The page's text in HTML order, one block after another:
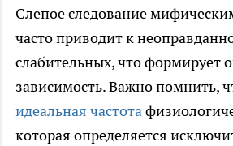
Слепое следование
часто приводит к
слабительных, что формирует
зависимость. Важно помнить,
идеальная частота
которая определяется